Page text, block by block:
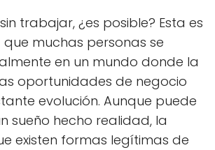
trabajar, ¿es posible? Esta es
muchas personas se
en un mundo donde la
oportunidades de negocio
evolución. Aunque puede
sueño hecho realidad, la
existen formas legítimas de